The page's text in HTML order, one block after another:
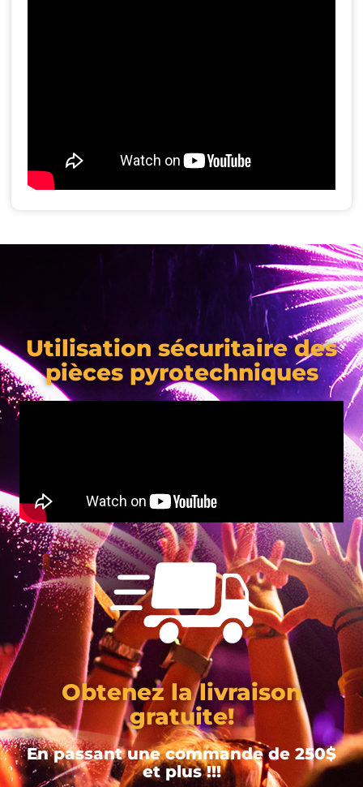
Utilisation sécuritaire des
pièces pyrotechniques
Obtenez la livraison
gratuite!
En passant une commande de 250$
et plus !!!